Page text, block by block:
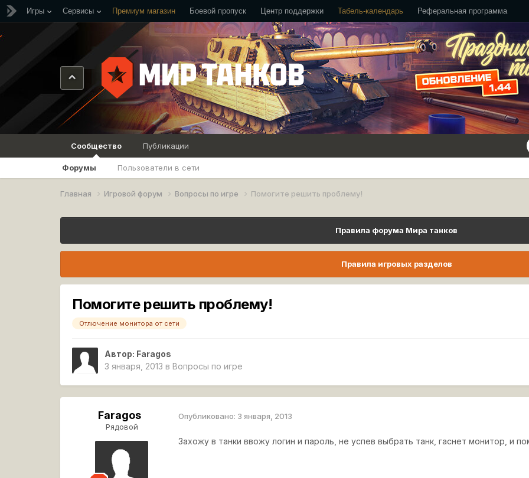
Игры Сервисы Премиум магазин Боевой пропуск Центр поддержки Табель-календарь Реферальная программа
Сообщество
Форумы Пользователи в сети
Публикации
Главная Игровой форум Вопросы по игре Помогите решить проблему!
Правила форума Мира танков
Правила игровых разделов
Помогите решить проблему!
Отлючение монитора от сети
Автор: Faragos
3 января, 2013 в Вопросы по игре
Faragos
Рядовой
Опубликовано: 3 января, 2013
Захожу в танки ввожу логин и пароль, не успев выбрать танк, гаснет монитор, и